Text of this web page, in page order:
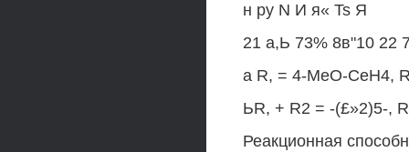
н ру N И я« Ts Я
21 а,Ь 73% 8в"10 22
a R, = 4-MeO-CeH4,
ЬR, + R2 = -(£»2)5-,
Реакционная